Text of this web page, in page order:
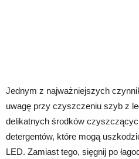
Jednym z najważniejszych
uwagę przy czyszczeniu szyb z
delikatnych środków
detergentów, które mogą
LED. Zamiast tego, sięgnij po